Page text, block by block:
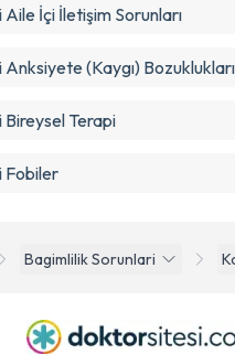
Bagimlilik Sorunlari
İçi İletişim Sorunları
Anksiyete (Kaygı) Bozuklukları
Bireysel Terapi
Fobiler